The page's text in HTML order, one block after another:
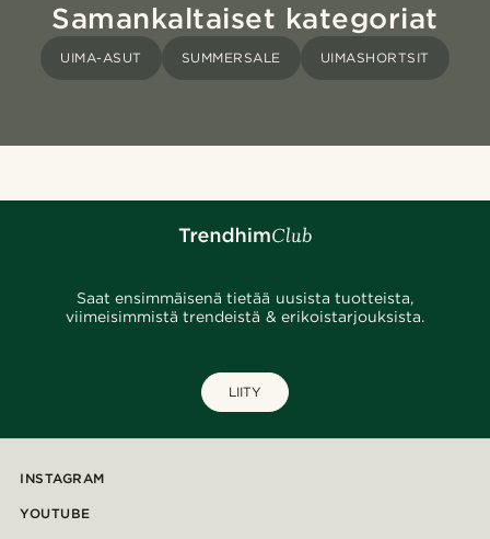
Samankaltaiset kategoriat
UIMA-ASUT SUMMERSALE UIMASHORTSIT
Saat ensimmäisenä tietää uusista tuotteista,
viimeisimmistä trendeistä & erikoistarjouksista.
LIITY
INSTAGRAM
YOUTUBE